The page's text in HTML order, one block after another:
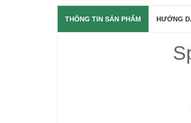
THÔNG TIN SẢN PHẨM HƯỚNG